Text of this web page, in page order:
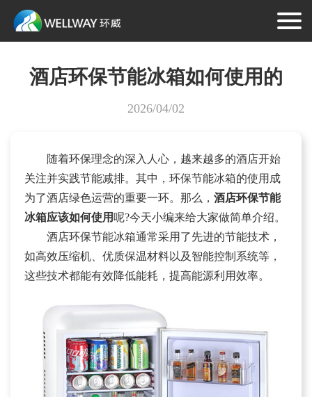
酒店环保节能冰箱如何使用的
2026/04/02
随着环保理念的深入人心，越来越多的酒店开始
关注并实践节能减排。其中，环保节能冰箱的使用成
为了酒店绿色运营的重要一环。那么， 酒店环保节能
冰箱应该如何使用 呢?今天小编来给大家做简单介绍。
酒店环保节能冰箱通常采用了先进的节能技术，
如高效压缩机、优质保温材料以及智能控制系统等，
这些技术都能有效降低能耗，提高能源利用效率。